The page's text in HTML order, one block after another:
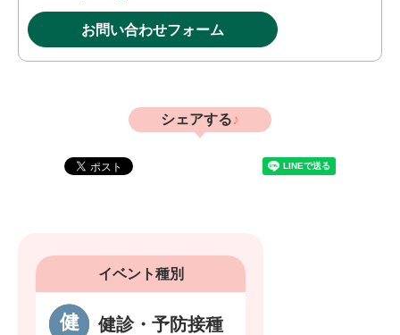
お問い合わせフォーム
シェアする
イベント種別
健診・予防接種